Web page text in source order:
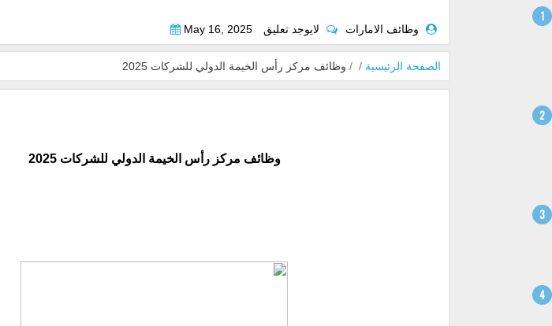
وظائف الامارات لايوجد تعليق May 16, 2025
الصفحة الرئيسية /
/ وظائف مركز رأس الخيمة الدولي للشركات 2025
وظائف مركز رأس الخيمة الدولي للشركات 2025